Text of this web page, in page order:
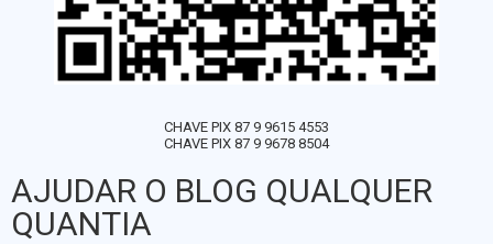
CHAVE PIX 87 9 9615 4553
CHAVE PIX 87 9 9678 8504
AJUDAR O BLOG QUALQUER
QUANTIA